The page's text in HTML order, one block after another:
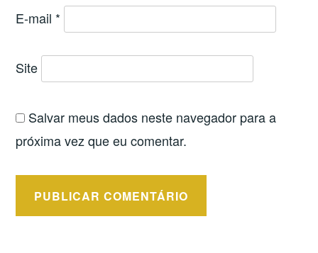
E-mail *
Site
Salvar meus dados neste navegador para a
próxima vez que eu comentar.